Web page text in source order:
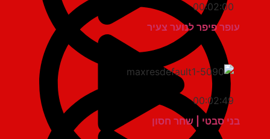
00:02:00
עופר פיפר לנוער צעיר
00:02:49
בני סבטי | שחר חסון